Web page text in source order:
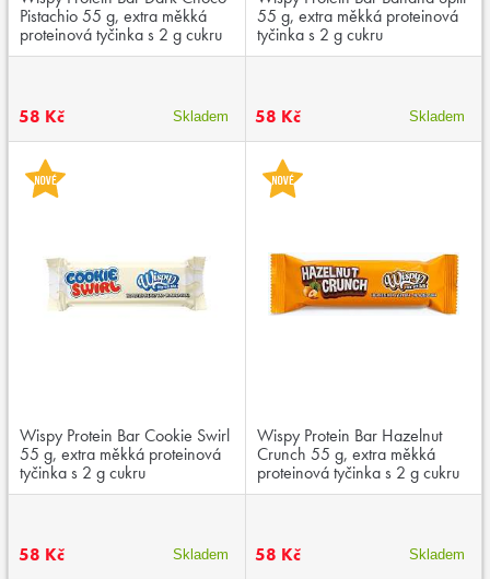
Pistachio 55 g, extra měkká
proteinová tyčinka s 2 g cukru
58 Kč Skladem
55 g, extra měkká proteinová
tyčinka s 2 g cukru
58 Kč Skladem
Wispy Protein Bar Cookie Swirl
55 g, extra měkká proteinová
tyčinka s 2 g cukru
58 Kč Skladem
Wispy Protein Bar Hazelnut
Crunch 55 g, extra měkká
proteinová tyčinka s 2 g cukru
58 Kč Skladem